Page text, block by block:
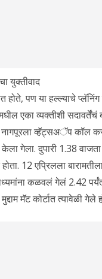
युक्तीवाद
होते, पण या हल्ल्याचे
एका व्यक्तीशी
नागपूरला व्हॅट्सअॅप कॉल
गेला. दुपारी 1.38
होता. 12 एप्रिलला
कळवलं गेलं 2.42
मॅट कोर्टात त्यावेळी गेले